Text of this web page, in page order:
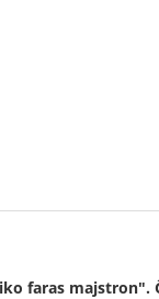
faras majstron".